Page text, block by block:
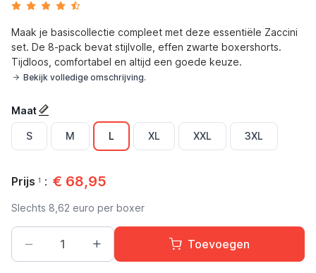
Maak je basiscollectie compleet met deze essentiële Zaccini
set. De 8-pack bevat stijlvolle, effen zwarte boxershorts.
Tijdloos, comfortabel en altijd een goede keuze.
Bekijk volledige omschrijving.
Maat
S M L XL XXL 3XL
Prijs 1 : € 68,95
Slechts 8,62 euro per boxer
Toevoegen